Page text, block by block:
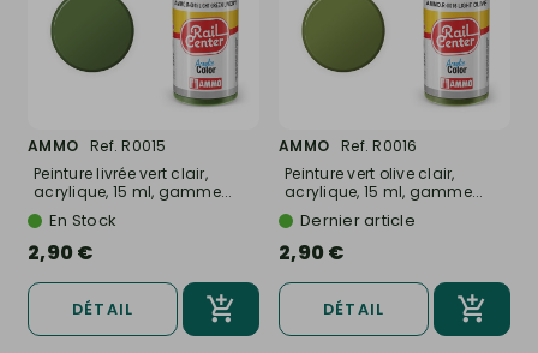
AMMO
Ref. R0015
Peinture livrée vert clair,
acrylique, 15 ml, gamme...
En Stock
2,90 €
DÉTAIL
AMMO
Ref. R0016
Peinture vert olive clair,
acrylique, 15 ml, gamme...
Dernier article
2,90 €
DÉTAIL